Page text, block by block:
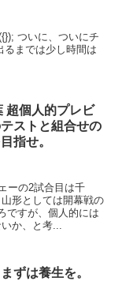
ついに、ついにチ
るまでは少し時間は
超個人的プレビ
ストと組合せの
指せ。
ーの2試合目は千
形としては開幕戦の
ですが、個人的には
か、と考...
ずは養生を。